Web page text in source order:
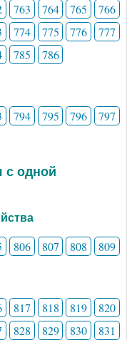
763 764 765
766
774 775 776
777
785 786
794 795 796
797
с одной
806 807 808 809
817 818 819
820
828 829 830
831